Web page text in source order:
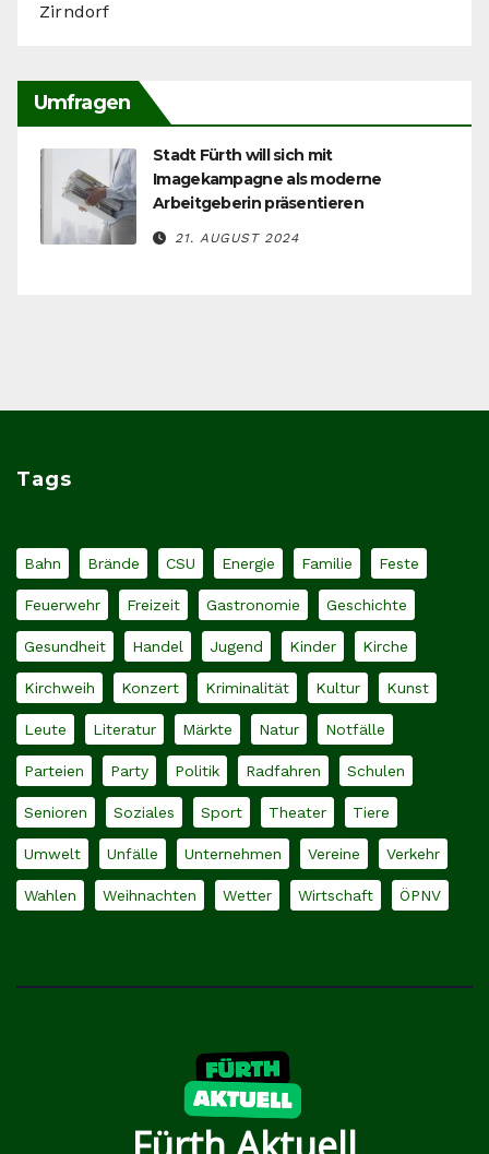
Zirndorf
Umfragen
Stadt Fürth will sich mit
Imagekampagne als moderne
Arbeitgeberin präsentieren
21. AUGUST 2024
Tags
Bahn Brände CSU Energie Familie Feste
Feuerwehr Freizeit Gastronomie Geschichte
Gesundheit Handel Jugend Kinder Kirche
Kirchweih Konzert Kriminalität Kultur Kunst
Leute Literatur Märkte Natur Notfälle
Parteien Party Politik Radfahren Schulen
Senioren Soziales Sport Theater Tiere
Umwelt Unfälle Unternehmen Vereine Verkehr
Wahlen Weihnachten Wetter Wirtschaft ÖPNV